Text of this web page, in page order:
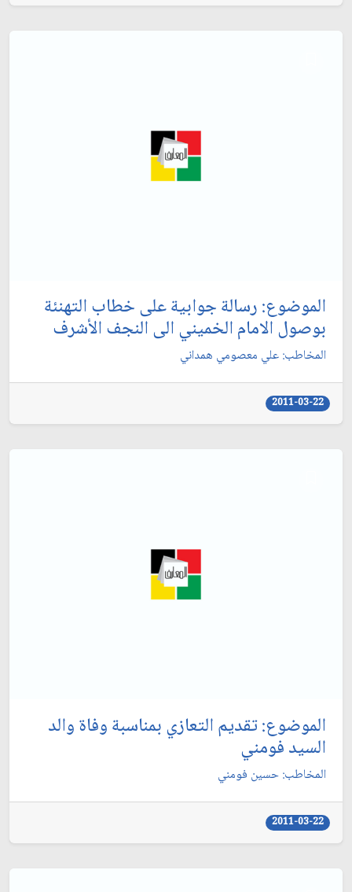
الموضوع: رسالة جوابية على خطاب التهنئة
بوصول الامام الخميني الى النجف الأشرف‏
المخاطب: علي معصومي همداني‏
2011-03-22
الموضوع: تقديم التعازي بمناسبة وفاة والد
السيد فومني‏
المخاطب: حسين فومني‏
2011-03-22